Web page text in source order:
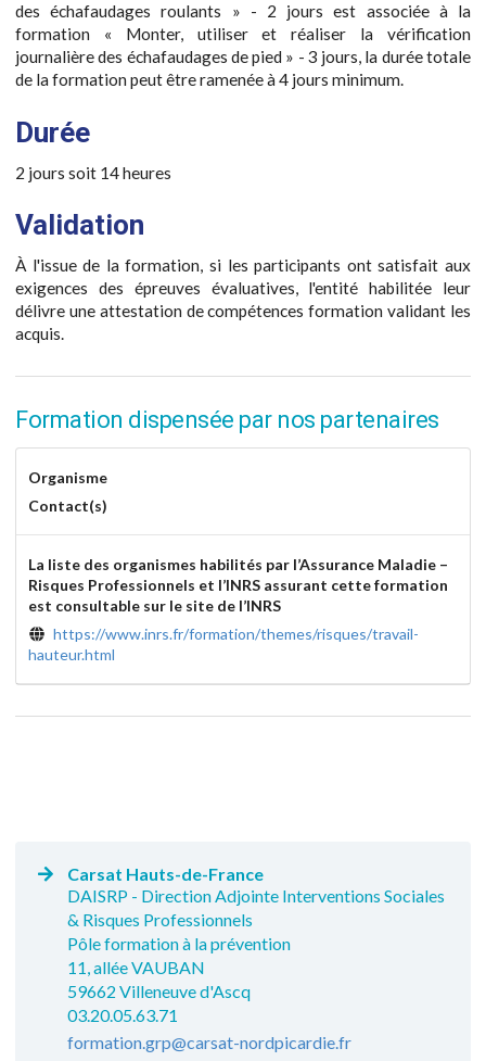
des échafaudages roulants » - 2 jours est associée à la
formation « Monter, utiliser et réaliser la vérification
journalière des échafaudages de pied » - 3 jours, la durée totale
de la formation peut être ramenée à 4 jours minimum.
Durée
2 jours soit 14 heures
Validation
À l'issue de la formation, si les participants ont satisfait aux
exigences des épreuves évaluatives, l'entité habilitée leur
délivre une attestation de compétences formation validant les
acquis.
Formation dispensée par nos partenaires
Organisme
Contact(s)
La liste des organismes habilités par l’Assurance Maladie –
Risques Professionnels et l’INRS assurant cette formation
est consultable sur le site de l’INRS
https://www.inrs.fr/formation/themes/risques/travail-
hauteur.html
Carsat Hauts-de-France
DAISRP - Direction Adjointe Interventions Sociales
& Risques Professionnels
Pôle formation à la prévention
11, allée VAUBAN
59662 Villeneuve d'Ascq
03.20.05.63.71
formation.grp@carsat-nordpicardie.fr